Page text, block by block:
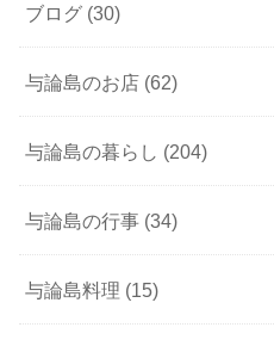
ブログ (30)
与論島のお店 (62)
与論島の暮らし (204)
与論島の行事 (34)
与論島料理 (15)